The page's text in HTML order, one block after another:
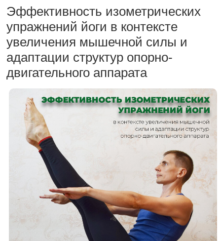
Эффективность изометрических
упражнений йоги в контексте
увеличения мышечной силы и
адаптации структур опорно-
двигательного аппарата